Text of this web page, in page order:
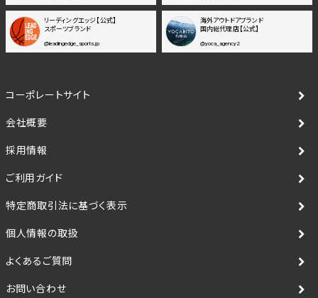
リーディングエッジ【公式】
スポーツブランド
@leadingedge_sports.jp
海外アウトドアブランド
国内総代理店【公式】
@yoca_agency2
コーポレートサイト
会社概要
採用情報
ご利用ガイド
特定商取引法に基づく表示
個人情報の取扱
よくあるご質問
お問い合わせ